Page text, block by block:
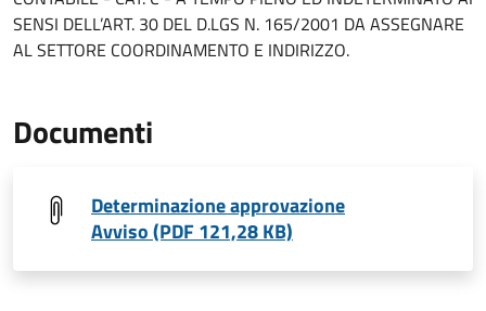
SENSI DELL’ART. 30 DEL D.LGS N. 165/2001 DA ASSEGNARE
AL SETTORE COORDINAMENTO E INDIRIZZO.
Documenti
Determinazione approvazione
Avviso (PDF 121,28 KB)